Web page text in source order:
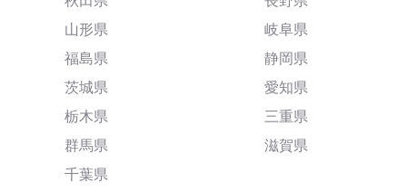
山形県
福島県
茨城県
栃木県
群馬県
千葉県
岐阜県
静岡県
愛知県
三重県
滋賀県